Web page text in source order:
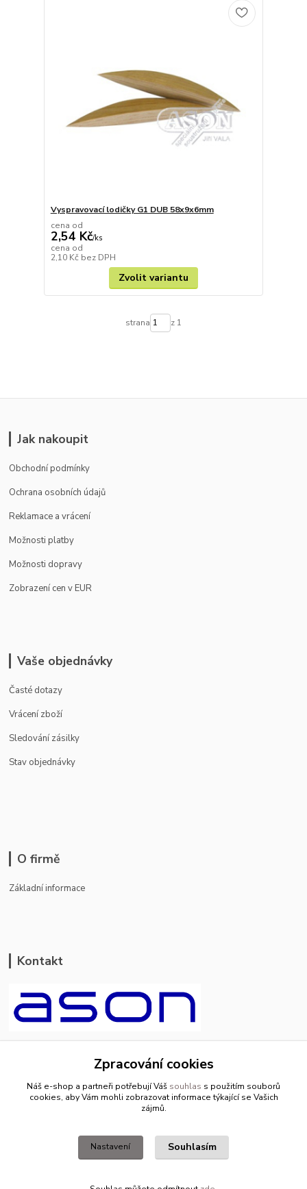
Vyspravovací lodičky G1 DUB 58x9x6mm
cena od
2,54 Kč/ks
cena od
2,10 Kč bez DPH
Zvolit variantu
strana z 1
Jak nakoupit
Obchodní podmínky
Ochrana osobních údajů
Reklamace a vrácení
Možnosti platby
Možnosti dopravy
Zobrazení cen v EUR
Vaše objednávky
Časté dotazy
Vrácení zboží
Sledování zásilky
Stav objednávky
O firmě
Základní informace
Kontakt
+420 799 500 769
pracovní dny 8-11hod.,13-15hod.
Zpracování cookies
Náš e-shop a partneři potřebují Váš souhlas s použitím souborů
cookies, aby Vám mohli zobrazovat informace týkající se Vašich
zájmů.
Nastavení Souhlasím